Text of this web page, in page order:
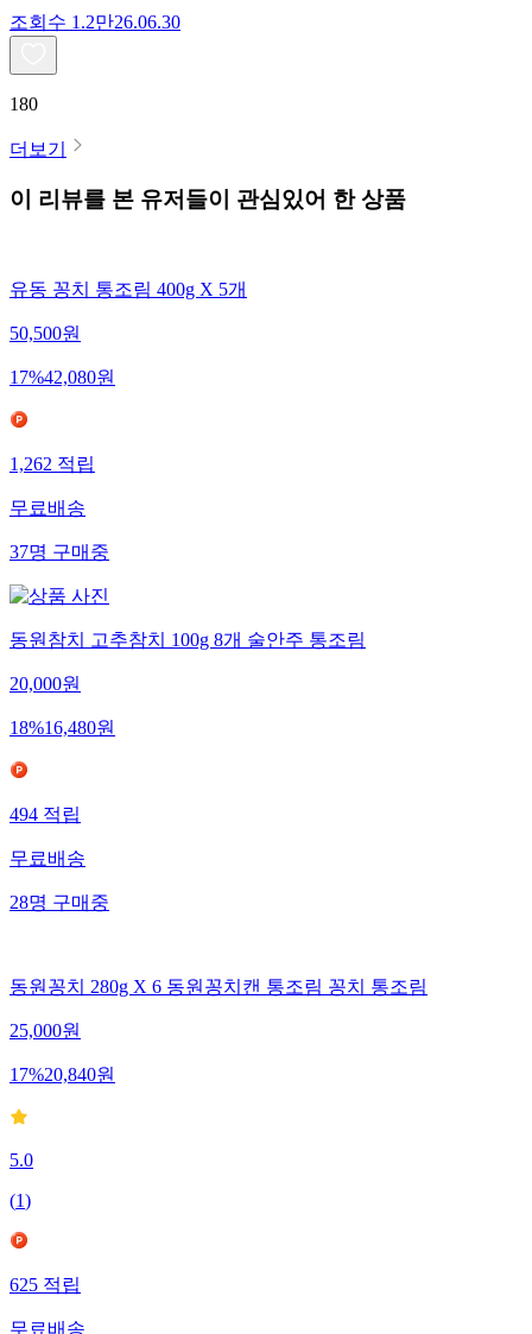
조회수 1.2만26.06.30
180
더보기
이 리뷰를 본 유저들이 관심있어 한 상품
유동 꽁치 통조림 400g X 5개
50,500원
17%42,080원
1,262 적립
무료배송
37명 구매중
동원참치 고추참치 100g 8개 술안주 통조림
20,000원
18%16,480원
494 적립
무료배송
28명 구매중
동원꽁치 280g X 6 동원꽁치캔 통조림 꽁치 통조림
25,000원
17%20,840원
5.0
(1)
625 적립
무료배송